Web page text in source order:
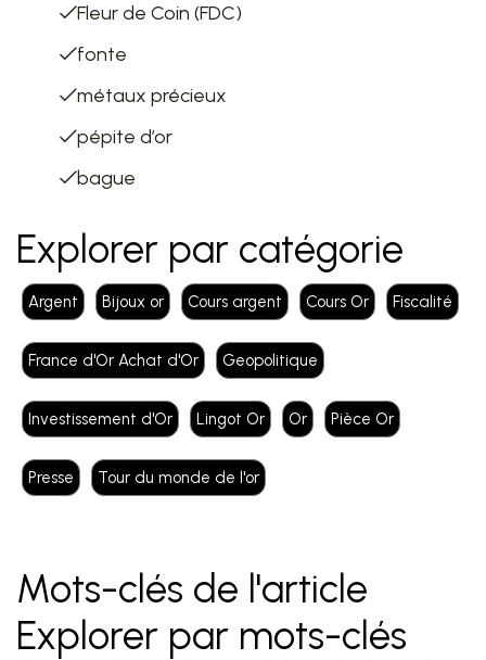
Fleur de Coin (FDC)
fonte
métaux précieux
pépite d’or
bague
Explorer par catégorie
Argent Bijoux or Cours argent Cours Or Fiscalité
France d'Or Achat d'Or Geopolitique
Investissement d'Or Lingot Or Or Pièce Or
Presse Tour du monde de l'or
Mots-clés de l'article
Explorer par mots-clés